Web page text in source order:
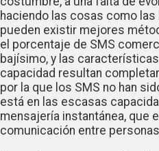
haciendo las cosas como las
pueden existir mejores
el porcentaje de SMS
bajísimo, y las
capacidad resultan
por la que los SMS no han
está en las escasas
mensajería instantánea, que
comunicación entre